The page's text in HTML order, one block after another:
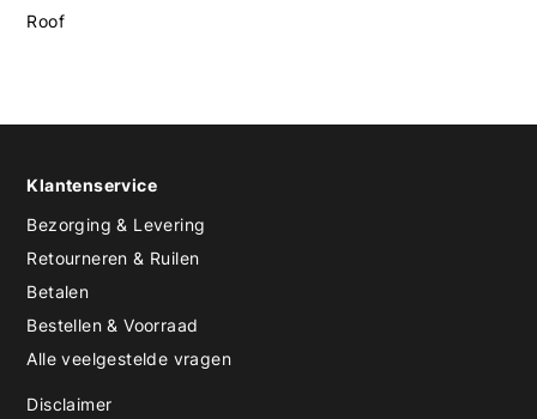
Roof
Klantenservice
Bezorging & Levering
Retourneren & Ruilen
Betalen
Bestellen & Voorraad
Alle veelgestelde vragen
Disclaimer